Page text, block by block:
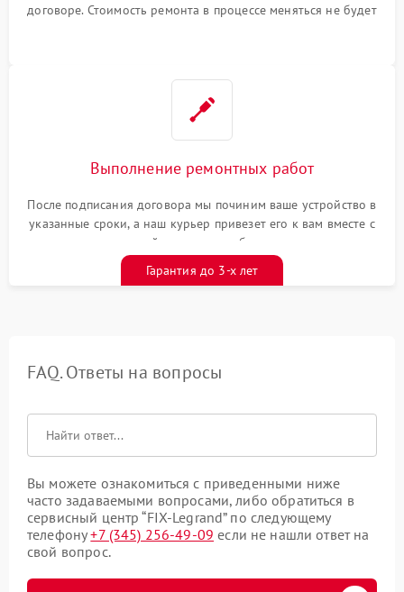
договоре. Стоимость ремонта в процессе меняться не будет
Выполнение ремонтных работ
После подписания договора мы починим ваше устройство в
указанные сроки, а наш курьер привезет его к вам вместе с
гарантийным талоном бесплатно
Гарантия до 3-х лет
FAQ. Ответы на вопросы
Вы можете ознакомиться с приведенными ниже
часто задаваемыми вопросами, либо обратиться в
сервисный центр “FIX-Legrand” по следующему
телефону+7 (345) 256-49-09 если не нашли ответ на
свой вопрос.